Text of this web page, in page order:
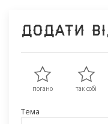
Додати
погано так собі
Тема